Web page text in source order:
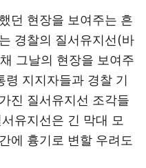
던 현장을 보여주는 흔
경찰의 질서유지선(바
그날의 현장을 보여주
령 지지자들과 경찰 기
진 질서유지선 조각들
유지선은 긴 막대 모
에 흉기로 변할 우려도